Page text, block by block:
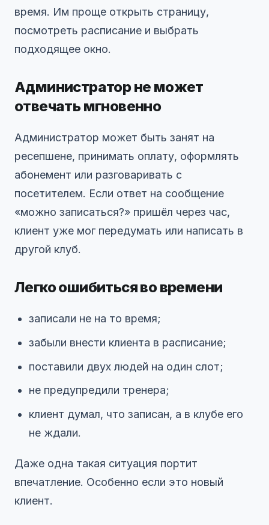
время. Им проще открыть страницу,
посмотреть расписание и выбрать
подходящее окно.
Администратор не может
отвечать мгновенно
Администратор может быть занят на
ресепшене, принимать оплату, оформлять
абонемент или разговаривать с
посетителем. Если ответ на сообщение
«можно записаться?» пришёл через час,
клиент уже мог передумать или написать в
другой клуб.
Легко ошибиться во времени
записали не на то время;
забыли внести клиента в расписание;
поставили двух людей на один слот;
не предупредили тренера;
клиент думал, что записан, а в клубе его
не ждали.
Даже одна такая ситуация портит
впечатление. Особенно если это новый
клиент.